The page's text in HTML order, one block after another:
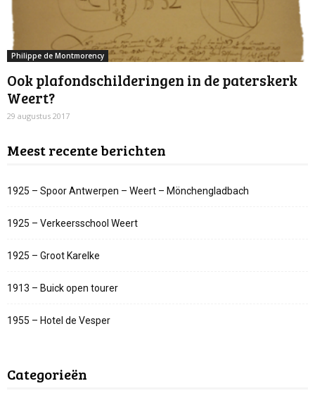
Philippe de Montmorency
Ook plafondschilderingen in de paterskerk
Weert?
29 augustus 2017
Meest recente berichten
1925 – Spoor Antwerpen – Weert – Mönchengladbach
1925 – Verkeersschool Weert
1925 – Groot Karelke
1913 – Buick open tourer
1955 – Hotel de Vesper
Categorieën